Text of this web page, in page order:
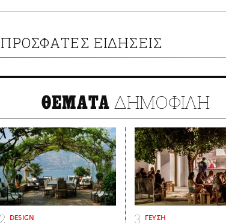
ΠΡΟΣΦΑΤΕΣ ΕΙΔΗΣΕΙΣ
ΘΕΜΑΤΑ ΔΗΜΟΦΙΛΗ
DESIGN ΓΕΥΣΗ